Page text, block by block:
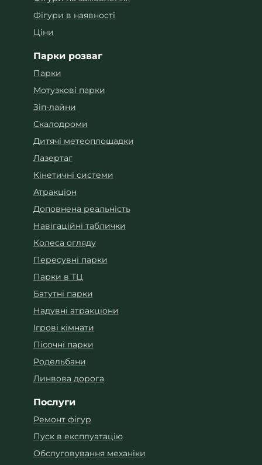
Фігури в наявності
Ціни
Парки розваг
Парки
Мотузкові парки
Зіп-лайни
Скалодроми
Дитячі метеоплощадки
Лазертаг
Кінетичні системи
Атракціон
Доповнена реальність
Навігаційні таблички
Колеса огляду
Пересувні парки
Парки в ТЦ
Батутні парки
Надувні атракціони
Ігрові кімнати
Пісочні парки
Родельбани
Линвова дорога
Послуги
Ремонт фігур
Пуск в експлуатацію
Обслуговування механіки